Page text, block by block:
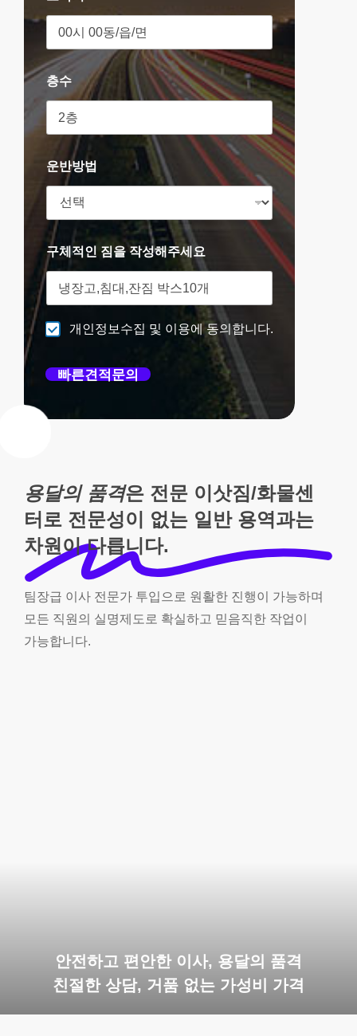
층수
운반방법
구체적인 짐을 작성해주세요
개인정보수집 및 이용에 동의합니다.
빠른견적문의
용달의 품격은 전문 이삿짐/화물센
터로 전문성이 없는 일반 용역과는
차원이 다릅니다.
팀장급 이사 전문가 투입으로 원활한 진행이
가능하며
모든 직원의 실명제도로 확실하고 믿음직한 작업이
가능합니다.
안전하고 편안한 이사, 용달의 품격
친절한 상담, 거품 없는 가성비 가격